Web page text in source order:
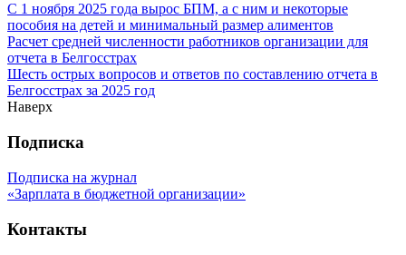
С 1 ноября 2025 года вырос БПМ, а с ним и некоторые
пособия на детей и минимальный размер алиментов
Расчет средней численности работников организации для
отчета в Белгосстрах
Шесть острых вопросов и ответов по составлению отчета в
Белгосстрах за 2025 год
Наверх
Подписка
Подписка на журнал
«Зарплата в бюджетной организации»
Контакты